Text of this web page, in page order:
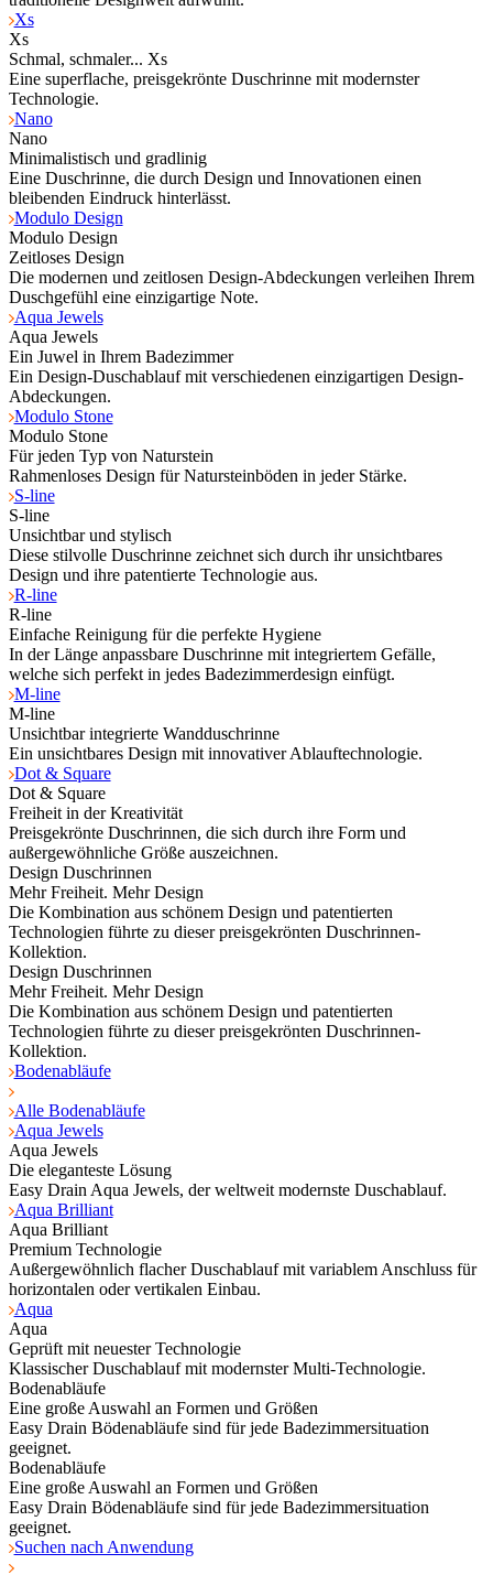
Xs
Xs
Schmal, schmaler... Xs
Eine superflache, preisgekrönte Duschrinne mit modernster
Technologie.
Nano
Nano
Minimalistisch und gradlinig
Eine Duschrinne, die durch Design und Innovationen einen
bleibenden Eindruck hinterlässt.
Modulo Design
Modulo Design
Zeitloses Design
Die modernen und zeitlosen Design-Abdeckungen verleihen Ihrem
Duschgefühl eine einzigartige Note.
Aqua Jewels
Aqua Jewels
Ein Juwel in Ihrem Badezimmer
Ein Design-Duschablauf mit verschiedenen einzigartigen Design-
Abdeckungen.
Modulo Stone
Modulo Stone
Für jeden Typ von Naturstein
Rahmenloses Design für Natursteinböden in jeder Stärke.
S-line
S-line
Unsichtbar und stylisch
Diese stilvolle Duschrinne zeichnet sich durch ihr unsichtbares
Design und ihre patentierte Technologie aus.
R-line
R-line
Einfache Reinigung für die perfekte Hygiene
In der Länge anpassbare Duschrinne mit integriertem Gefälle,
welche sich perfekt in jedes Badezimmerdesign einfügt.
M-line
M-line
Unsichtbar integrierte Wandduschrinne
Ein unsichtbares Design mit innovativer Ablauftechnologie.
Dot & Square
Dot & Square
Freiheit in der Kreativität
Preisgekrönte Duschrinnen, die sich durch ihre Form und
außergewöhnliche Größe auszeichnen.
Design Duschrinnen
Mehr Freiheit. Mehr Design
Die Kombination aus schönem Design und patentierten
Technologien führte zu dieser preisgekrönten Duschrinnen-
Kollektion.
Design Duschrinnen
Mehr Freiheit. Mehr Design
Die Kombination aus schönem Design und patentierten
Technologien führte zu dieser preisgekrönten Duschrinnen-
Kollektion.
Bodenabläufe
Alle Bodenabläufe
Aqua Jewels
Aqua Jewels
Die eleganteste Lösung
Easy Drain Aqua Jewels, der weltweit modernste Duschablauf.
Aqua Brilliant
Aqua Brilliant
Premium Technologie
Außergewöhnlich flacher Duschablauf mit variablem Anschluss für
horizontalen oder vertikalen Einbau.
Aqua
Aqua
Geprüft mit neuester Technologie
Klassischer Duschablauf mit modernster Multi-Technologie.
Bodenabläufe
Eine große Auswahl an Formen und Größen
Easy Drain Bödenabläufe sind für jede Badezimmersituation
geeignet.
Bodenabläufe
Eine große Auswahl an Formen und Größen
Easy Drain Bödenabläufe sind für jede Badezimmersituation
geeignet.
Suchen nach Anwendung